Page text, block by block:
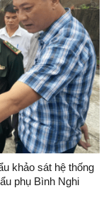
sát hệ thống
phụ Bình Nghi